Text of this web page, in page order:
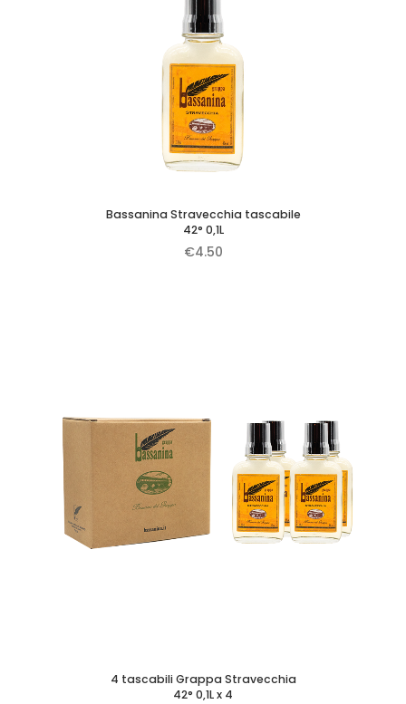
Bassanina Stravecchia tascabile
42° 0,1L
€4.50
4 tascabili Grappa Stravecchia
42° 0,1L x 4